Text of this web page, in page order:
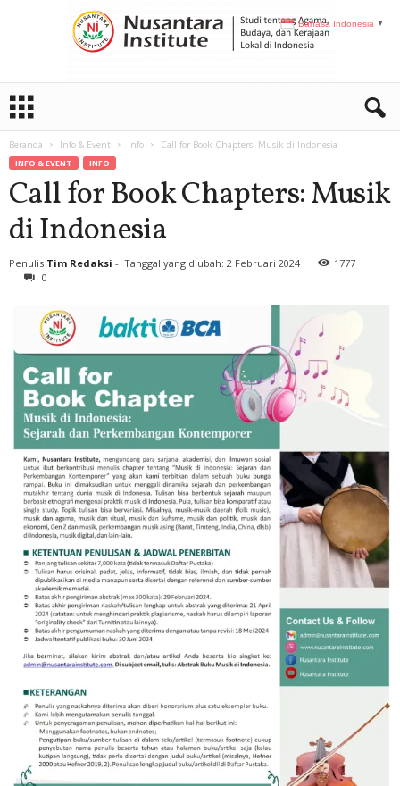
Beranda Info & Event Info Call for Book Chapters: Musik di Indonesia
INFO & EVENT INFO
Call for Book Chapters: Musik
di Indonesia
Penulis Tim Redaksi - Tanggal yang diubah: 2 Februari 2024
1777
0
Bahasa Indonesia ▼